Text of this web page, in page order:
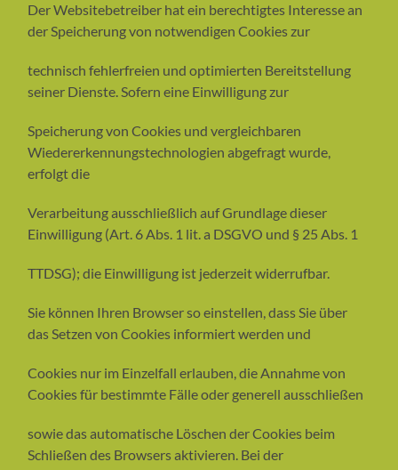
Der Websitebetreiber hat ein berechtigtes Interesse an
der Speicherung von notwendigen Cookies zur
technisch fehlerfreien und optimierten Bereitstellung
seiner Dienste. Sofern eine Einwilligung zur
Speicherung von Cookies und vergleichbaren
Wiedererkennungstechnologien abgefragt wurde,
erfolgt die
Verarbeitung ausschließlich auf Grundlage dieser
Einwilligung (Art. 6 Abs. 1 lit. a DSGVO und § 25 Abs. 1
TTDSG); die Einwilligung ist jederzeit widerrufbar.
Sie können Ihren Browser so einstellen, dass Sie über
das Setzen von Cookies informiert werden und
Cookies nur im Einzelfall erlauben, die Annahme von
Cookies für bestimmte Fälle oder generell ausschließen
sowie das automatische Löschen der Cookies beim
Schließen des Browsers aktivieren. Bei der